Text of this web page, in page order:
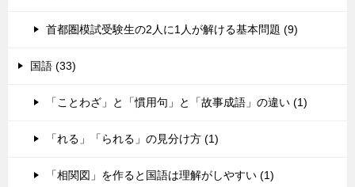
首都圏模試受験生の2人に1人が解ける基本問題 (9)
国語 (33)
「ことわざ」と「慣用句」と「故事成語」の違い (1)
「れる」「られる」の見分け方 (1)
「相関図」を作ると国語は理解がしやすい (1)